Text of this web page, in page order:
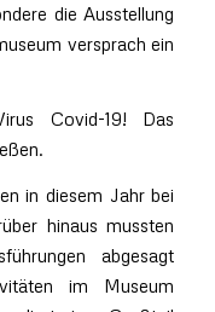
die Ausstellung
versprach ein
Covid-19! Das
in diesem Jahr bei
hinaus mussten
abgesagt
im Museum